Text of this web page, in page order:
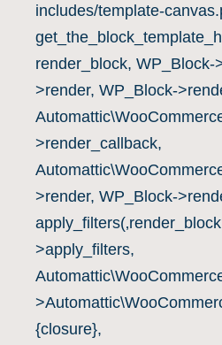
includes/template-
render_block, WP_Block-
>render, WP_Block-
>render_callback,
>render, WP_Block-
>apply_filters,
{closure},